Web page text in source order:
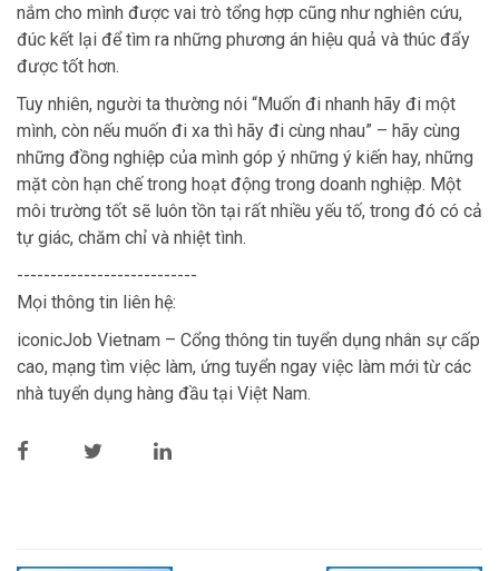
nắm cho mình được vai trò tổng hợp cũng như nghiên cứu,
đúc kết lại để tìm ra những phương án hiệu quả và thúc đẩy
được tốt hơn.
Tuy nhiên, người ta thường nói “Muốn đi nhanh hãy đi một
mình, còn nếu muốn đi xa thì hãy đi cùng nhau” – hãy cùng
những đồng nghiệp của mình góp ý những ý kiến hay, những
mặt còn hạn chế trong hoạt động trong doanh nghiệp. Một
môi trường tốt sẽ luôn tồn tại rất nhiều yếu tố, trong đó có cả
tự giác, chăm chỉ và nhiệt tình.
---------------------------
Mọi thông tin liên hệ:
iconicJob Vietnam – Cổng thông tin tuyển dụng nhân sự cấp
cao, mạng tìm việc làm, ứng tuyển ngay việc làm mới từ các
nhà tuyển dụng hàng đầu tại Việt Nam.